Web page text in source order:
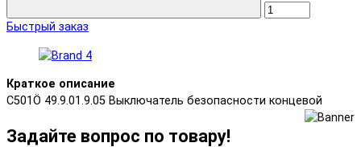
Быстрый заказ
Краткое описание
C501Ö 49.9.01.9.05 Выключатель безопасности концевой
Задайте вопрос по товару!